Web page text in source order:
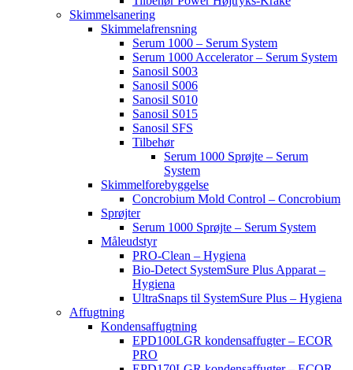
Skimmelsanering
Skimmelafrensning
Serum 1000 – Serum System
Serum 1000 Accelerator – Serum System
Sanosil S003
Sanosil S006
Sanosil S010
Sanosil S015
Sanosil SFS
Tilbehør
Serum 1000 Sprøjte – Serum
System
Skimmelforebyggelse
Concrobium Mold Control – Concrobium
Sprøjter
Serum 1000 Sprøjte – Serum System
Måleudstyr
PRO-Clean – Hygiena
Bio-Detect SystemSure Plus Apparat –
Hygiena
UltraSnaps til SystemSure Plus – Hygiena
Affugtning
Kondensaffugtning
EPD100LGR kondensaffugter – ECOR
PRO